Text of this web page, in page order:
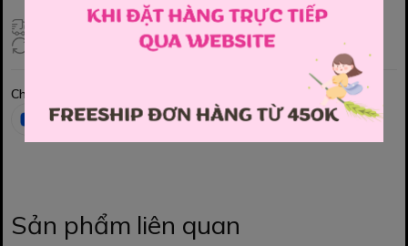
Giao hàng toàn quốc
Đổi hàng 3 ngày (HCM), 7 ngày (Tỉnh)
Chia sẻ
Sản phẩm liên quan